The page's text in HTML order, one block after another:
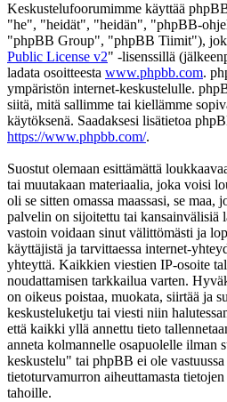
Keskustelufoorumimme käyttää
"he", "heidät", "heidän", "phpBB-
"phpBB Group", "phpBB Tiimit"),
Public License v2" -lisenssillä
ladata osoitteesta www.phpbb.com.
ympäristön internet-keskustelulle.
siitä, mitä sallimme tai kiellämme
käytöksenä. Saadaksesi lisätietoa
https://www.phpbb.com/.
Suostut olemaan esittämättä
tai muutakaan materiaalia, joka voisi
oli se sitten omassa maassasi, se
palvelin on sijoitettu tai kansainvälisiä
vastoin voidaan sinut välittömästi ja
käyttäjistä ja tarvittaessa internet-
yhteyttä. Kaikkien viestien IP-osoite
noudattamisen tarkkailua varten.
on oikeus poistaa, muokata, siirtää ja
keskusteluketju tai viesti niin
että kaikki yllä annettu tieto
anneta kolmannelle osapuolelle ilman
keskustelu" tai phpBB ei ole
tietoturvamurron aiheuttamasta
tahoille.